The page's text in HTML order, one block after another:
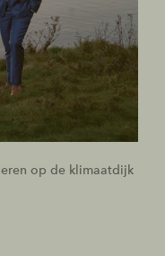
op de klimaatdijk